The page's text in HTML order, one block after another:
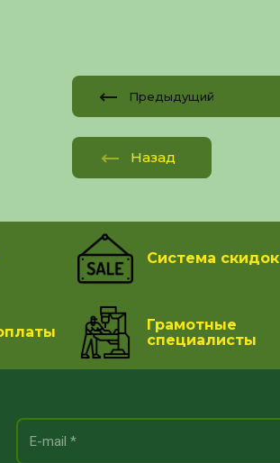
Предыдущий
Назад
Система скидок
Грамотные
специалисты